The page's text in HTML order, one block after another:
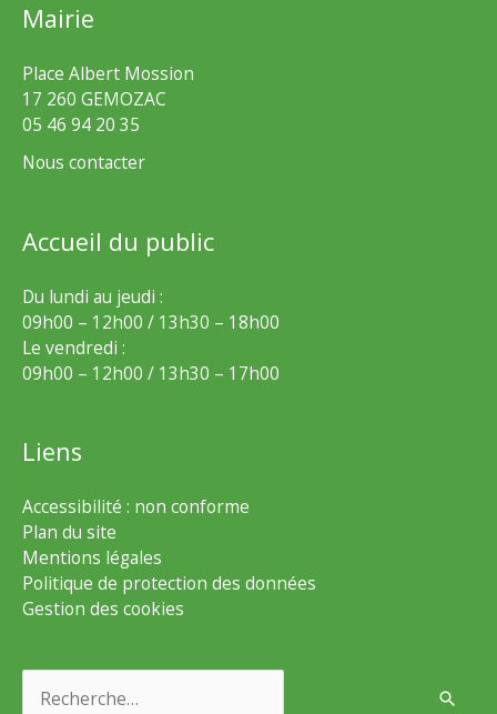
Mairie
Place Albert Mossion
17 260 GEMOZAC
05 46 94 20 35
Nous contacter
Accueil du public
Du lundi au jeudi :
09h00 – 12h00 / 13h30 – 18h00
Le vendredi :
09h00 – 12h00 / 13h30 – 17h00
Liens
Accessibilité : non conforme
Plan du site
Mentions légales
Politique de protection des données
Gestion des cookies